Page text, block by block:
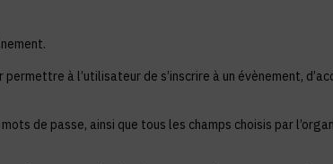
à l’utilisateur de s’inscrire à un évènement,
de passe, ainsi que tous les champs choisis par